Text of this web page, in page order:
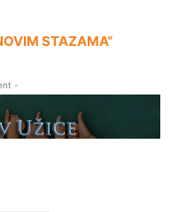
STAZAMA“
-